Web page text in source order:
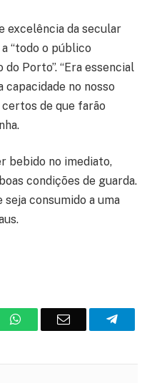
excelência da secular
“todo o público
Porto”. “Era essencial
no nosso
de que farão
bebido no imediato,
condições de guarda.
consumido a uma
WhatsAppE-